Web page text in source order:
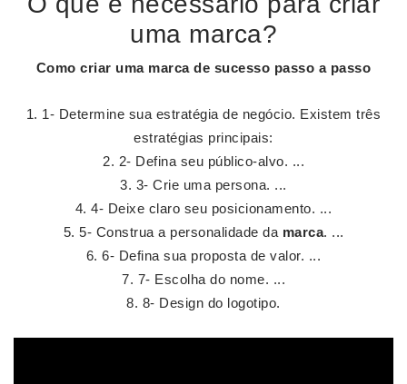
uma marca?
Comocriar uma marcade sucesso passo a passo
1- Determine sua estratégia de negócio. Existem três
estratégias principais:
2- Defina seu público-alvo. ...
3- Crie uma persona. ...
4- Deixe claro seu posicionamento. ...
5- Construa a personalidade da marca. ...
6- Defina sua proposta de valor. ...
7- Escolha do nome. ...
8- Design do logotipo.